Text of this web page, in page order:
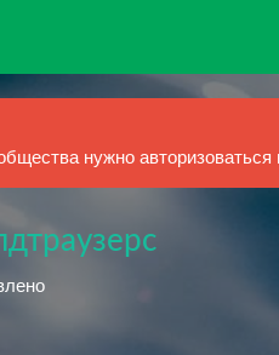
нужно авторизоваться